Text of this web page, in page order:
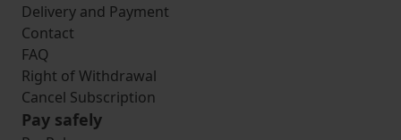
Delivery and Payment
Contact
FAQ
Right of Withdrawal
Cancel Subscription
Pay safely